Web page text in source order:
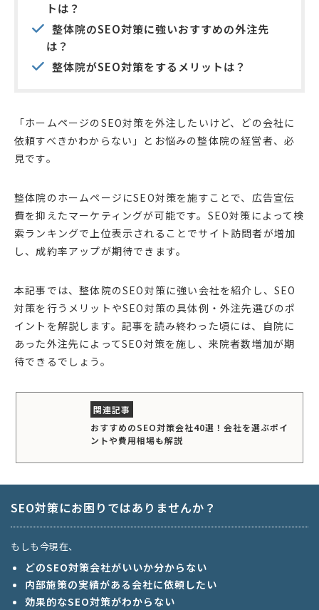
トは？
整体院のSEO対策に強いおすすめの外注先
は？
整体院がSEO対策をするメリットは？
「ホームページのSEO対策を外注したいけど、どの会社に
依頼すべきかわからない」とお悩みの整体院の経営者、必
見です。
整体院のホームページにSEO対策を施すことで、広告宣伝
費を抑えたマーケティングが可能です。SEO対策によって検
索ランキングで上位表示されることでサイト訪問者が増加
し、成約率アップが期待できます。
本記事では、整体院のSEO対策に強い会社を紹介し、SEO
対策を行うメリットやSEO対策の具体例・外注先選びのポ
イントを解説します。記事を読み終わった頃には、自院に
あった外注先によってSEO対策を施し、来院者数増加が期
待できるでしょう。
おすすめのSEO対策会社40選！会社を選ぶポイ
ントや費用相場も解説
SEO対策にお困りではありませんか？
もしも今現在、
どのSEO対策会社がいいか分からない
内部施策の実績がある会社に依頼したい
効果的なSEO対策がわからない